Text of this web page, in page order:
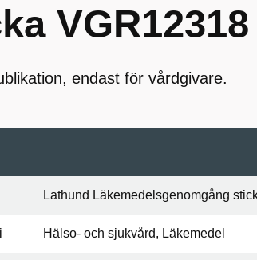
VGR12318
endast för vårdgivare.
Lathund Läkemedelsgenomgång
Hälso- och sjukvård, Läkemedel